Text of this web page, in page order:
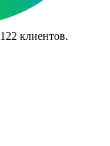
122 клиентов.